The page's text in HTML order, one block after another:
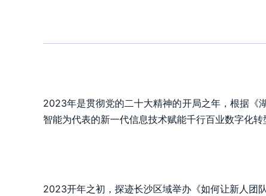
2023年是贯彻党的二十大精神的开局之年，根据《
智能为代表的新一代信息技术赋能千行百业数字化
2023开年之初，探迹长沙区域举办《如何让新人团